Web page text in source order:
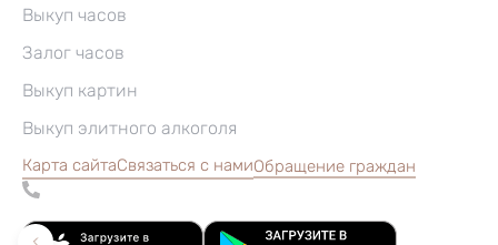
Выкуп часов
Залог часов
Выкуп картин
Выкуп элитного алкоголя
Карта сайтаСвязаться с намиОбращение граждан